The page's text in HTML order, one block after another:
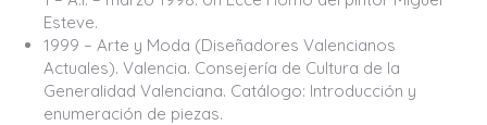
Esteve.
1999 – Arte y Moda (Diseñadores Valencianos
Actuales). Valencia. Consejería de Cultura de la
Generalidad Valenciana. Catálogo: Introducción y
enumeración de piezas.